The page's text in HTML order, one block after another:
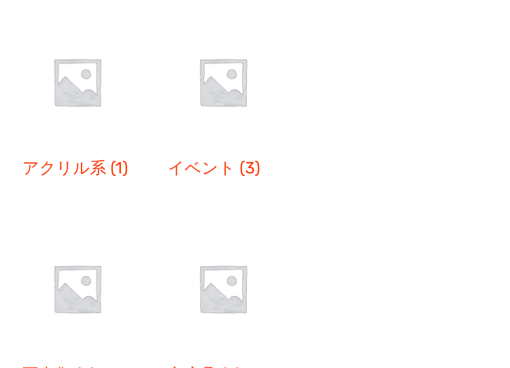
アクリル系 (1) イベント (3)